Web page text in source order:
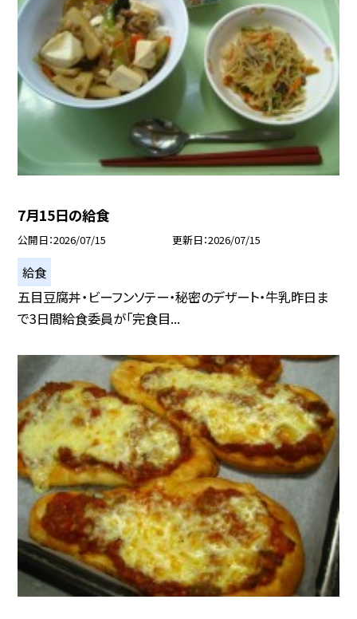
7月15日の給食
公開日 2026/07/15 更新日 2026/07/15
給食
五目豆腐丼・ビーフンソテー・秘密のデザート・牛乳昨日ま
で3日間給食委員が「完食目...